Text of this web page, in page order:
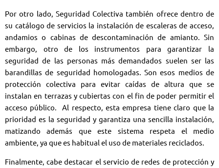
Por otro lado, Seguridad Colectiva también ofrece dentro de
su catálogo de servicios la instalación de escaleras de acceso,
andamios o cabinas de descontaminación de amianto. Sin
embargo, otro de los instrumentos para garantizar la
seguridad de las personas más demandados suelen ser las
barandillas de seguridad homologadas. Son esos medios de
protección colectiva para evitar caídas de altura que se
instalan en terrazas y cubiertas con el fin de poder permitir el
acceso público. Al respecto, esta empresa tiene claro que la
prioridad es la seguridad y garantiza una sencilla instalación,
matizando además que este sistema respeta el medio
ambiente, ya que es habitual el uso de materiales reciclados.
Finalmente, cabe destacar el servicio de redes de protección y